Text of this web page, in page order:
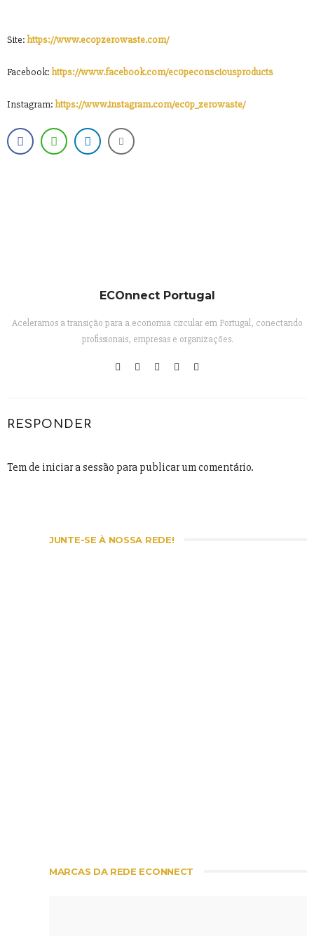
Site: https://www.ecopzerowaste.com/
Facebook: https://www.facebook.com/ec0peconsciousproducts
Instagram: https://www.instagram.com/ec0p_zerowaste/
ECOnnect Portugal
Aceleramos a transição para a economia circular em Portugal, conectando
profissionais, empresas e organizações.
RESPONDER
Tem de iniciar a sessão para publicar um comentário.
JUNTE-SE À NOSSA REDE!
MARCAS DA REDE ECONNECT